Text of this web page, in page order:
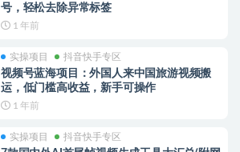
号，轻松去除异常标签
1 年前
实操项目 抖音快手专区
视频号蓝海项目：外国人来中国旅游视频搬
运，低门槛高收益，新手可操作
1 年前
实操项目 抖音快手专区